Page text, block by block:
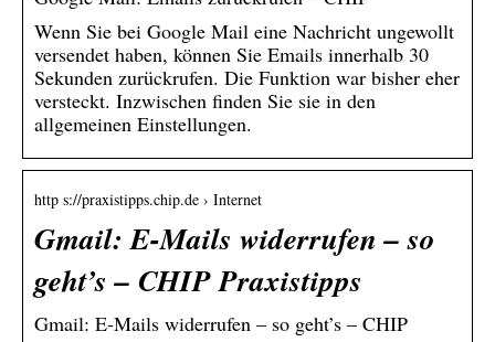
Wenn Sie bei Google Mail eine Nachricht ungewollt
versendet haben, können Sie Emails innerhalb 30
Sekunden zurückrufen. Die Funktion war bisher eher
versteckt. Inzwischen finden Sie sie in den
allgemeinen Einstellungen.
http s://praxistipps.chip.de › Internet
Gmail: E-Mails widerrufen – so
geht’s – CHIP Praxistipps
Gmail: E-Mails widerrufen – so geht’s – CHIP